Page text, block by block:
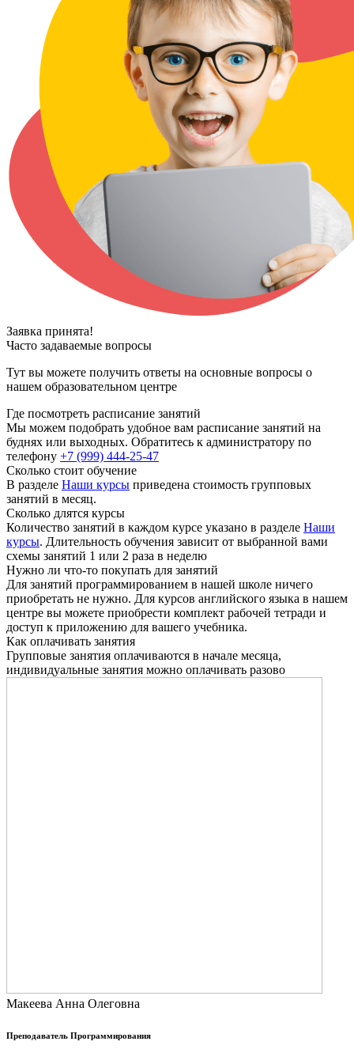
Заявка принята!
Часто задаваемые вопросы
Тут вы можете получить ответы на основные вопросы о
нашем образовательном центре
Где посмотреть расписание занятий
Мы можем подобрать удобное вам расписание занятий на
буднях или выходных. Обратитесь к администратору по
телефону +7 (999) 444-25-47
Сколько стоит обучение
В разделе Наши курсы приведена стоимость групповых
занятий в месяц.
Сколько длятся курсы
Количество занятий в каждом курсе указано в разделе Наши
курсы. Длительность обучения зависит от выбранной вами
схемы занятий 1 или 2 раза в неделю
Нужно ли что-то покупать для занятий
Для занятий программированием в нашей школе ничего
приобретать не нужно. Для курсов английского языка в нашем
центре вы можете приобрести комплект рабочей тетради и
доступ к приложению для вашего учебника.
Как оплачивать занятия
Групповые занятия оплачиваются в начале месяца,
индивидуальные занятия можно оплачивать разово
Макеева Анна Олеговна
Преподаватель Программирования